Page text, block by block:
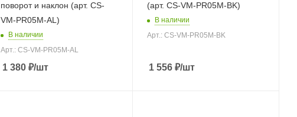
поворот и наклон (арт. CS-
VM-PR05M-AL)
В наличии
Арт.: CS-VM-PR05M-AL
1 380₽/шт
(арт. CS-VM-PR05M-BK)
В наличии
Арт.: CS-VM-PR05M-BK
1 556₽/шт